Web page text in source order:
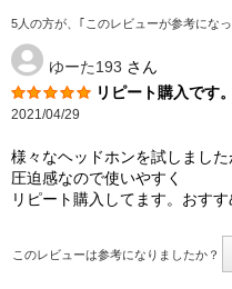
5人の方が、｢このレビューが参考にな
ゆーた193 さん
リピート購入です。
2021/04/29
様々なヘッドホンを試しまし
圧迫感なので使いやすく
リピート購入してます。おすす
このレビューは参考になりましたか？